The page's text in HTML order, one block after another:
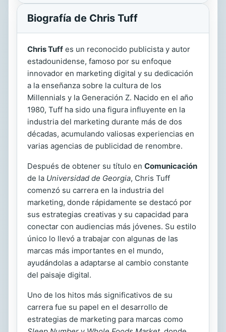
Biografía de Chris Tuff
Chris Tuff es un reconocido publicista y autor
estadounidense, famoso por su enfoque
innovador en marketing digital y su dedicación
a la enseñanza sobre la cultura de los
Millennials y la Generación Z. Nacido en el año
1980, Tuff ha sido una figura influyente en la
industria del marketing durante más de dos
décadas, acumulando valiosas experiencias en
varias agencias de publicidad de renombre.
Después de obtener su título en Comunicación
de la Universidad de Georgia, Chris Tuff
comenzó su carrera en la industria del
marketing, donde rápidamente se destacó por
sus estrategias creativas y su capacidad para
conectar con audiencias más jóvenes. Su estilo
único lo llevó a trabajar con algunas de las
marcas más importantes en el mundo,
ayudándolas a adaptarse al cambio constante
del paisaje digital.
Uno de los hitos más significativos de su
carrera fue su papel en el desarrollo de
estrategias de marketing para marcas como